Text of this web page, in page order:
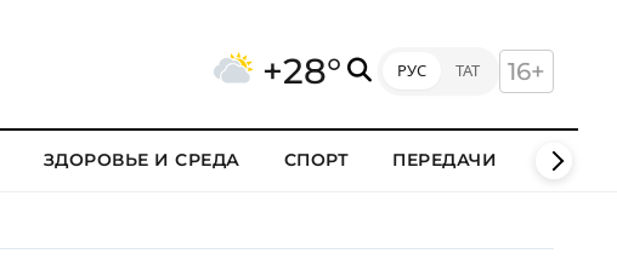
+28° РУС ТАТ 16+
ЗДОРОВЬЕ И СРЕДА СПОРТ ПЕРЕДАЧИ КЛИПЫ